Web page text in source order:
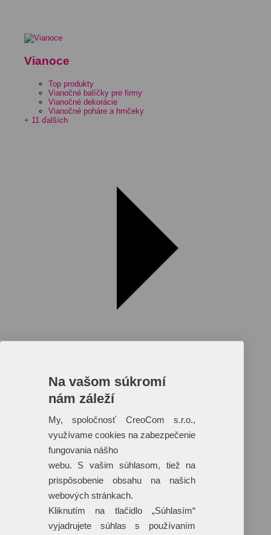
Vianoce
Top produkty
Vianočné balíčky pre firmy
Vianočné dekorácie
Vianočné poháre a hrnčeky
+ 11 ďalších
Reklamné predmety s plnofarebnou
potlačou
Dáždniky
Tašky
Hračky
Klobúky
Na vašom súkromí
nám záleží
My, spoločnosť CreoCom s.r.o.,
využívame cookies na zabezpečenie
fungovania nášho
webu. S vašim súhlasom, tiež na
prispôsobenie obsahu na našich
webových stránkach.
Kliknutím na tlačidlo „Súhlasím“
vyjadrujete súhlas s používaním